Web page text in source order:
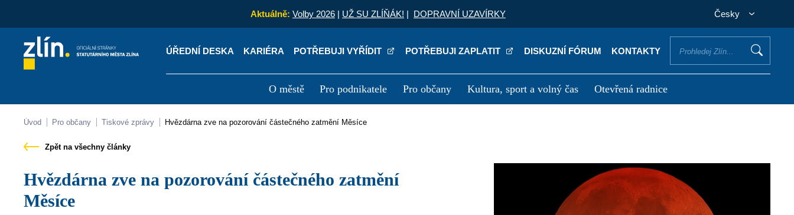
Aktuálně: Volby 2026 | UŽ SU ZLÍŇÁK! | DOPRAVNÍ UZAVÍRKY Česky
ÚŘEDNÍ DESKA KARIÉRA POTŘEBUJI VYŘÍDIT POTŘEBUJI ZAPLATIT DISKUZNÍ FÓRUM KONTAKTY
O městě Pro podnikatele Pro občany Kultura, sport a volný čas Otevřená radnice
Kontakty Úřední deska
Úvod Pro občany Tiskové zprávy Hvězdárna zve na pozorování částečného zatmění Měsíce
Zpět na všechny články
Hvězdárna zve na pozorování částečného zatmění
Měsíce